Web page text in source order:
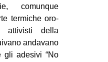
comunque
termiche oro-
attivisti della
andavano
gli adesivi “No